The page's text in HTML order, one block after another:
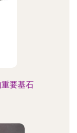
要基石